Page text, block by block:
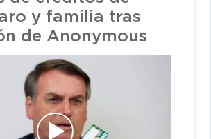
y familia tras
de Anonymous